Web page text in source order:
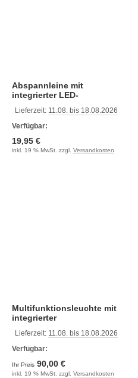
Abspannleine mit
integrierter LED-
Lieferzeit: 11.08. bis 18.08.2026
Verfügbar:
19,95 €
inkl. 19 % MwSt. zzgl. Versandkosten
Multifunktionsleuchte mit
integrierter
links
Lieferzeit: 11.08. bis 18.08.2026
Verfügbar:
Ihr Preis 90,00 €
inkl. 19 % MwSt. zzgl. Versandkosten